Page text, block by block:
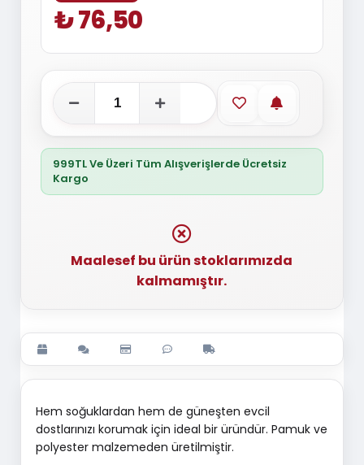
₺ 76,50
Favorilere ekle
Stoğa
999TL Ve Üzeri Tüm Alışverişlerde Ücretsiz
Kargo
Maalesef bu ürün stoklarımızda
kalmamıştır.
Hem soğuklardan hem de güneşten evcil
dostlarınızı korumak için ideal bir üründür. Pamuk ve
polyester malzemeden üretilmiştir.